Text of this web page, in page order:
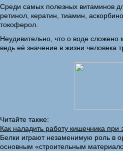
Среди самых полезных витаминов
ретинол, кератин, тиамин,
токоферол.
Неудивительно, что о воде сложено
ведь её значение в жизни человека
Читайте также:
Как наладить работу кишечника
Белки играют незаменимую роль в
основным «строительным